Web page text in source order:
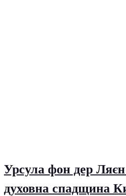
Урсула фон дер
духовна спадщина